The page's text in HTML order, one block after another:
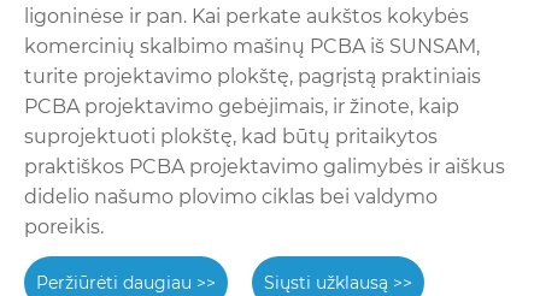
ligoninėse ir pan. Kai perkate aukštos kokybės
komercinių skalbimo mašinų PCBA iš SUNSAM,
turite projektavimo plokštę, pagrįstą praktiniais
PCBA projektavimo gebėjimais, ir žinote, kaip
suprojektuoti plokštę, kad būtų pritaikytos
praktiškos PCBA projektavimo galimybės ir aiškus
didelio našumo plovimo ciklas bei valdymo
poreikis.
Peržiūrėti daugiau >> Siųsti užklausą >>